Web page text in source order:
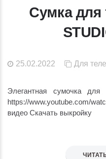
Сумка для
25.02.2022 Для
Элегантная сумочка
https://www.youtube.com/
видео Скачать выкройку